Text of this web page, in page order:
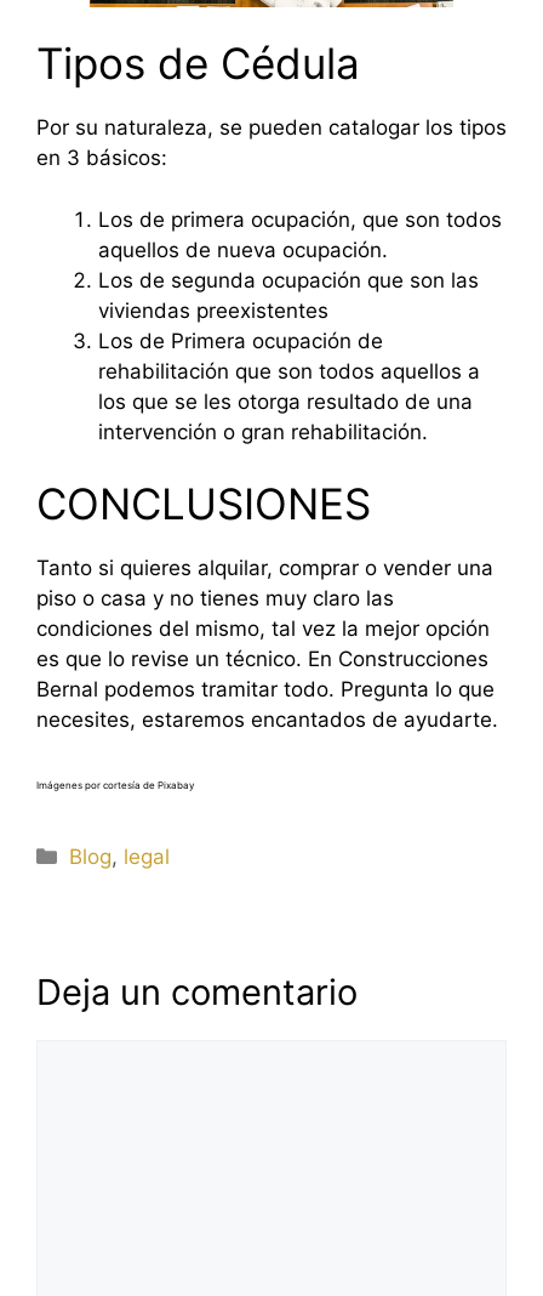
Tipos de Cédula
Por su naturaleza, se pueden catalogar los tipos
en 3 básicos:
Los de primera ocupación, que son todos
aquellos de nueva ocupación.
Los de segunda ocupación que son las
viviendas preexistentes
Los de Primera ocupación de
rehabilitación que son todos aquellos a
los que se les otorga resultado de una
intervención o gran rehabilitación.
CONCLUSIONES
Tanto si quieres alquilar, comprar o vender una
piso o casa y no tienes muy claro las
condiciones del mismo, tal vez la mejor opción
es que lo revise un técnico. En Construcciones
Bernal podemos tramitar todo. Pregunta lo que
necesites, estaremos encantados de ayudarte.
Imágenes por cortesía de Pixabay
Categorías
Blog, legal
Deja un comentario